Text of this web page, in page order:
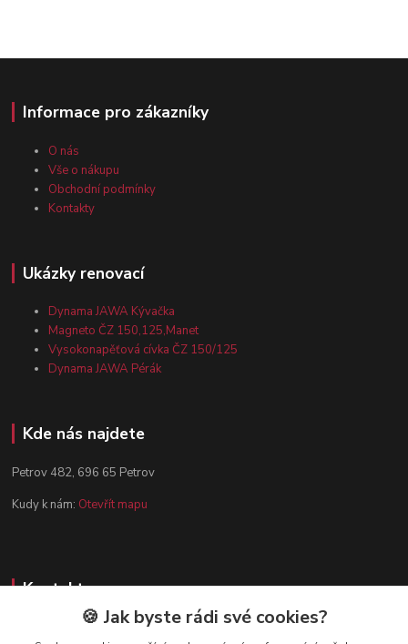
Informace pro zákazníky
O nás
Vše o nákupu
Obchodní podmínky
Kontakty
Ukázky renovací
Dynama JAWA Kývačka
Magneto ČZ 150,125,Manet
Vysokonapěťová cívka ČZ 150/125
Dynama JAWA Pérák
Kde nás najdete
Petrov 482, 696 65 Petrov
Kudy k nám: Otevřít mapu
Kontakty
Zákaznická podpora🍪 Jak byste rádi své cookies?